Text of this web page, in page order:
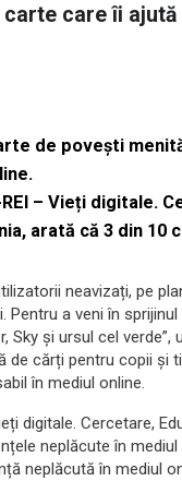
carte care îi
de povești
– Vieți digitale.
arată că 3 din 10
neavizați, pe
a veni în
Sky și ursul cel
cărți pentru copii și
în mediul online.
digitale. Cercetare,
neplăcute în
neplăcută în mediul